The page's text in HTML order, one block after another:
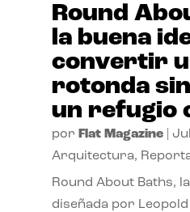
Round
la buena
convertir
rotonda
un refugio
por Flat Magazine|
Arquitectura,
Round About Baths,
diseñada por